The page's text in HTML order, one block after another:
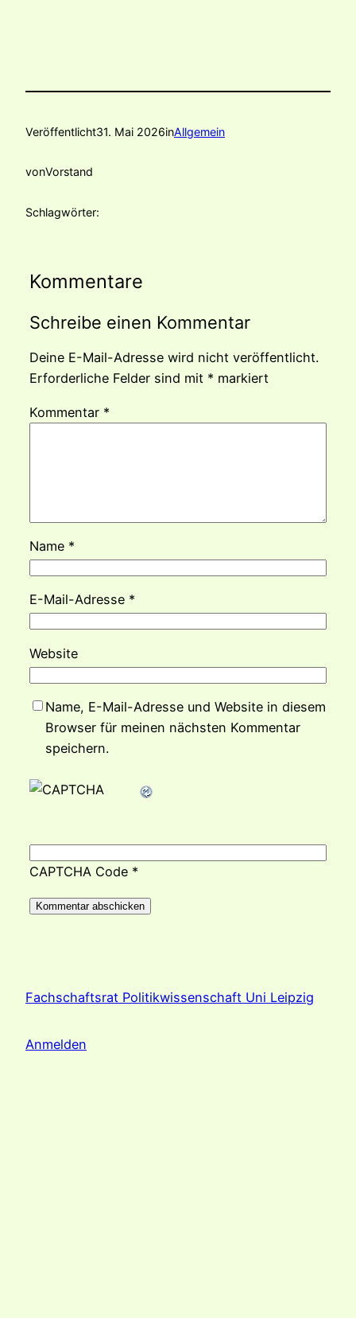
Veröffentlicht31. Mai 2026inAllgemein
vonVorstand
Schlagwörter:
Kommentare
Schreibe einen Kommentar
Deine E-Mail-Adresse wird nicht veröffentlicht.
Erforderliche Felder sind mit * markiert
Kommentar *
Name *
E-Mail-Adresse *
Website
Name, E-Mail-Adresse und Website in diesem
Browser für meinen nächsten Kommentar
speichern.
CAPTCHA Code*
Fachschaftsrat Politikwissenschaft Uni Leipzig
Anmelden